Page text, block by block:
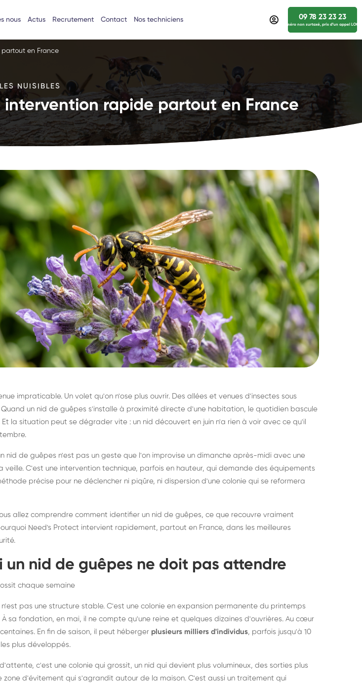
nous Actus Recrutement Contact Nos techniciens 09 78 23 23 23
numéro non surtaxé, prix d’un appel
en France
LES NUISIBLES
rapide partout en France
nid de
:
partout en
durablement rats et
souris, partout en France
partout
impraticable. Un volet qu'on n'ose plus ouvrir. Des allées et venues d'insectes sous
un nid de guêpes s'installe à proximité directe d'une habitation, le quotidien bascule
Et la situation peut se dégrader vite : un nid découvert en juin n'a rien à voir avec ce qu'il
nid de guêpes n'est pas un geste que l'on improvise un dimanche après-midi avec une
veille. C'est une intervention technique, parfois en hauteur, qui demande des équipements
précise pour ne déclencher ni piqûre, ni dispersion d'une colonie qui se reformera
allez comprendre comment identifier un nid de guêpes, ce que recouvre vraiment
Need's Protect intervient rapidement, partout en France, dans les meilleures
un nid de guêpes ne doit pas attendre
chaque semaine
pas une structure stable. C'est une colonie en expansion permanente du printemps
À sa fondation, en mai, il ne compte qu'une reine et quelques dizaines d'ouvrières. Au cœur
En fin de saison, il peut héberger plusieurs milliers d'individus, parfois jusqu'à 10
plus développés.
c'est une colonie qui grossit, un nid qui devient plus volumineux, des sorties plus
zone d'évitement qui s'agrandit autour de la maison. C'est aussi un traitement qui